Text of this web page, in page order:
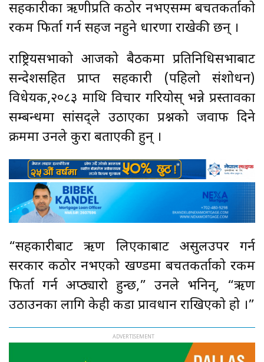
सहकारीका ऋणीप्रति कठोर नभएसम्म बचतकर्ताको
रकम फिर्ता गर्न सहज नहुने धारणा राखेकी छन् ।
राष्ट्रियसभाको आजको बैठकमा प्रतिनिधिसभाबाट
सन्देशसहित प्राप्त सहकारी (पहिलो संशोधन)
विधेयक,२०८३ माथि विचार गरियोस् भन्ने प्रस्तावका
सम्बन्धमा सांसद्ले उठाएका प्रश्नको जवाफ दिने
क्रममा उनले कुरा बताएकी हुन् ।
“सहकारीबाट ऋण लिएकाबाट असुलउपर गर्न
सरकार कठोर नभएको खण्डमा बचतकर्ताको रकम
फिर्ता गर्न अप्ठ्यारो हुन्छ,” उनले भनिन्, “ऋण
उठाउनका लागि केही कडा प्रावधान राखिएको हो ।”